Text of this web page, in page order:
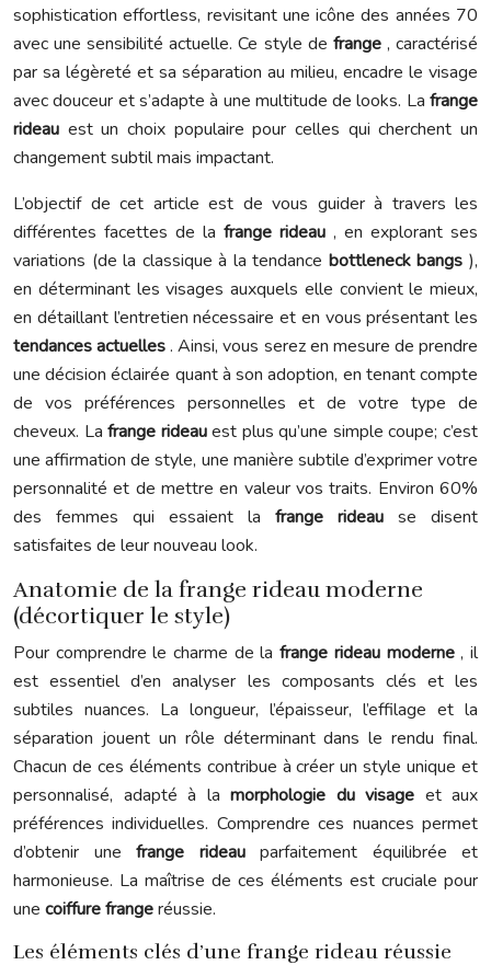
sophistication effortless, revisitant une icône des années 70
avec une sensibilité actuelle. Ce style de frange , caractérisé
par sa légèreté et sa séparation au milieu, encadre le visage
avec douceur et s’adapte à une multitude de looks. La frange
rideau est un choix populaire pour celles qui cherchent un
changement subtil mais impactant.
L’objectif de cet article est de vous guider à travers les
différentes facettes de la frange rideau , en explorant ses
variations (de la classique à la tendance bottleneck bangs),
en déterminant les visages auxquels elle convient le mieux,
en détaillant l’entretien nécessaire et en vous présentant les
tendances actuelles. Ainsi, vous serez en mesure de prendre
une décision éclairée quant à son adoption, en tenant compte
de vos préférences personnelles et de votre type de
cheveux. Lafrange rideauest plus qu’une simple coupe; c’est
une affirmation de style, une manière subtile d’exprimer votre
personnalité et de mettre en valeur vos traits. Environ 60%
des femmes qui essaient la frange rideau se disent
satisfaites de leur nouveau look.
Anatomie de la frange rideau moderne
(décortiquer le style)
Pour comprendre le charme de lafrange rideau moderne, il
est essentiel d’en analyser les composants clés et les
subtiles nuances. La longueur, l’épaisseur, l’effilage et la
séparation jouent un rôle déterminant dans le rendu final.
Chacun de ces éléments contribue à créer un style unique et
personnalisé, adapté à la morphologie du visage et aux
préférences individuelles. Comprendre ces nuances permet
d’obtenir une frange rideau parfaitement équilibrée et
harmonieuse. La maîtrise de ces éléments est cruciale pour
une coiffure frangeréussie.
Les éléments clés d’une frange rideau réussie